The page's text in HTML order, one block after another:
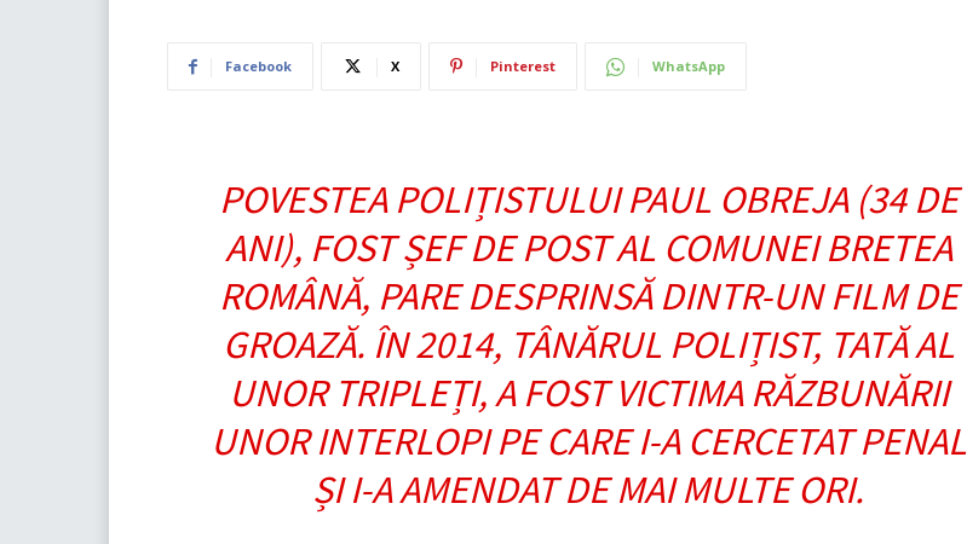
Facebook X Pinterest WhatsApp
POVESTEA POLIȚISTULUI PAUL OBREJA (34 DE
ANI), FOST ȘEF DE POST AL COMUNEI BRETEA
ROMÂNĂ, PARE DESPRINSĂ DINTR-UN FILM DE
GROAZĂ. ÎN 2014, TÂNĂRUL POLIȚIST, TATĂ AL
UNOR TRIPLEȚI, A FOST VICTIMA RĂZBUNĂRII
UNOR INTERLOPI PE CARE I-A CERCETAT PENAL
ȘI I-A AMENDAT DE MAI MULTE ORI.